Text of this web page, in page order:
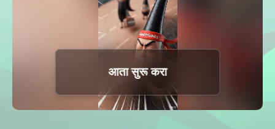
सर्व साधने पहा
अवतार व्हिडिओ
▼
आता सुरू करा